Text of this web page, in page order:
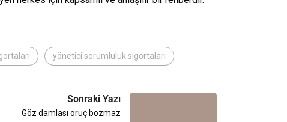
yönetici sorumluluk sigortaları
Sonraki Yazı
Göz damlası oruç bozmaz